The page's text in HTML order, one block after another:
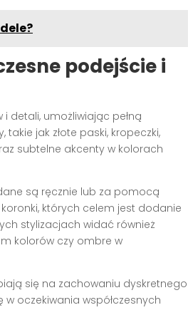
podejście i
detali, umożliwiając pełną
jak złote paski, kropeczki,
subtelne akcenty w kolorach
są ręcznie lub za pomocą
których celem jest dodanie
stylizacjach widać również
kolorów czy ombre w
się na zachowaniu dyskretnego
oczekiwania współczesnych